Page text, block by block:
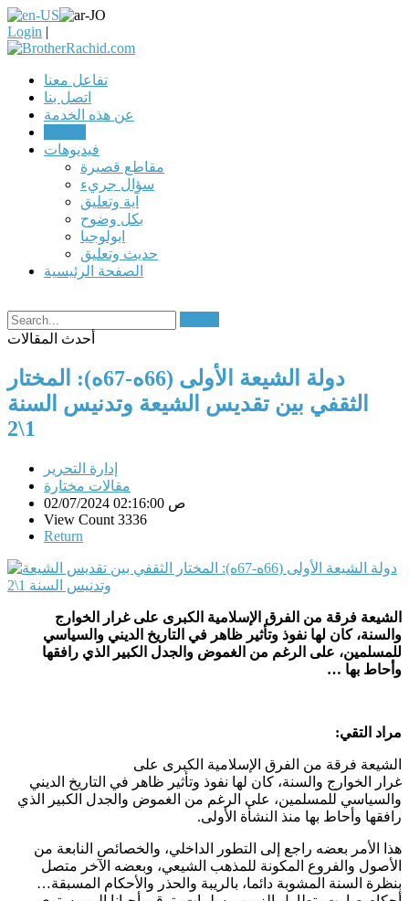
Login |
تفاعل معنا
اتصل بنا
عن هذه الخدمة
فيديوهات
مقاطع قصيرة
سؤال جريء
آية وتعليق
بكل وضوح
ابولوجيا
حديث وتعليق
الصفحة الرئيسية
أحدث المقالات
دولة الشيعة الأولى (66ه-67ه): المختار
الثقفي بين تقديس الشيعة وتدنيس السنة
1\2
إدارة التحرير
مقالات مختارة
02/07/2024 02:16:00 ص
View Count 3336
Return
الشيعة فرقة من الفرق الإسلامية الكبرى على غرار الخوارج
والسنة، كان لها نفوذ وتأثير ظاهر في التاريخ الديني والسياسي
للمسلمين، على الرغم من الغموض والجدل الكبير الذي رافقها
وأحاط بها …
مراد التقي:
الشيعة فرقة من الفرق الإسلامية الكبرى على
غرار الخوارج والسنة، كان لها نفوذ وتأثير ظاهر في التاريخ الديني
والسياسي للمسلمين، على الرغم من الغموض والجدل الكبير الذي
رافقها وأحاط بها منذ النشأة الأولى.
هذا الأمر بعضه راجع إلى التطور الداخلي، والخصائص النابعة من
الأصول والفروع المكونة للمذهب الشيعي، وبعضه الآخر متصل
بنظرة السنة المشوبة دائما، بالريبة والحذر والأحكام المسبقة…